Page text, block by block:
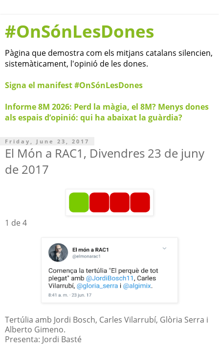
#OnSónLesDones
Pàgina que demostra com els mitjans catalans silencien,
sistemàticament, l'opinió de les dones.
Signa el manifest #OnSónLesDones
Informe 8M 2026: Perd la màgia, el 8M? Menys dones
als espais d’opinió: qui ha abaixat la guàrdia?
Friday, June 23, 2017
El Món a RAC1, Divendres 23 de juny
de 2017
1 de 4
Tertúlia amb Jordi Bosch, Carles Vilarrubí, Glòria Serra i
Alberto Gimeno.
Presenta: Jordi Basté